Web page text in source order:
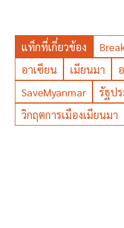
แท็กที่เกี่ยวข้อง
อาเซียน
เมียนมา
SaveMyanmar
รัฐป
วิกฤตการเมืองเมียนมา